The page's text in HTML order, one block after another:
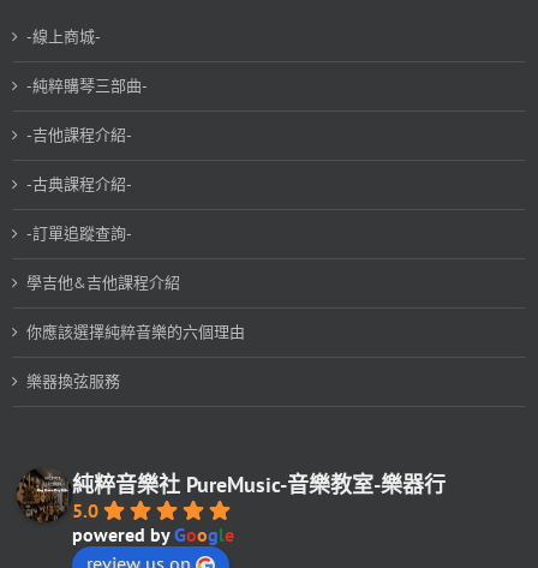
-線上商城-
-純粹購琴三部曲-
-吉他課程介紹-
-古典課程介紹-
-訂單追蹤查詢-
學吉他&吉他課程介紹
你應該選擇純粹音樂的六個理由
樂器換弦服務
純粹音樂社 PureMusic-音樂教室-樂器行
5.0
powered byGoogle
review us on